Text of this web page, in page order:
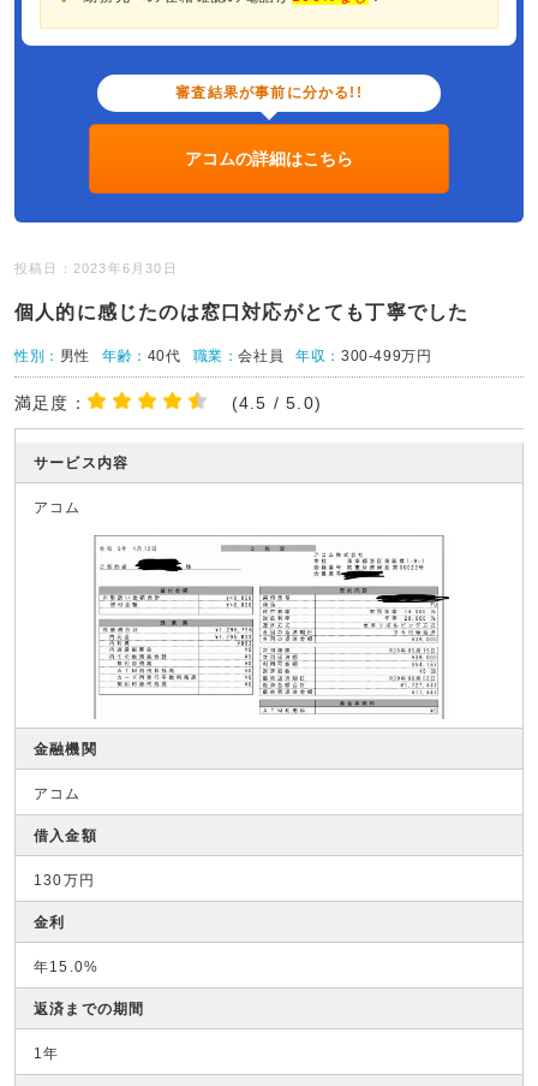
審査結果が事前に分かる!!
アコムの詳細はこちら
投稿日：2023年6月30日
個人的に感じたのは窓口対応がとても丁寧でした
性別： 男性 年齢： 40代 職業：会社員 年収：300-499万円
満足度： (4.5 / 5.0)
サービス内容
アコム
金融機関
アコム
借入金額
130万円
金利
年15.0%
返済までの期間
1年